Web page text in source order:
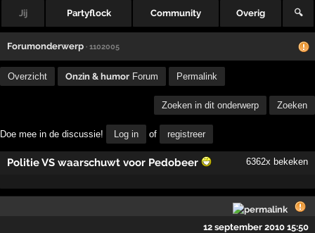
Jij Partyflock Community Overig 🔍
Forumonderwerp · 1102005
Overzicht Onzin & humor Forum Permalink
Zoeken in dit onderwerp Zoeken
Doe mee in de discussie! Log in of registreer
Politie VS waarschuwt voor Pedobeer 6362x bekeken
12 september 2010 15:50